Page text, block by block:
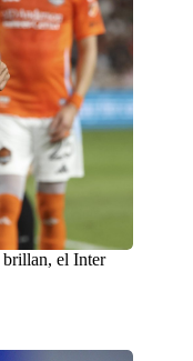
el Inter